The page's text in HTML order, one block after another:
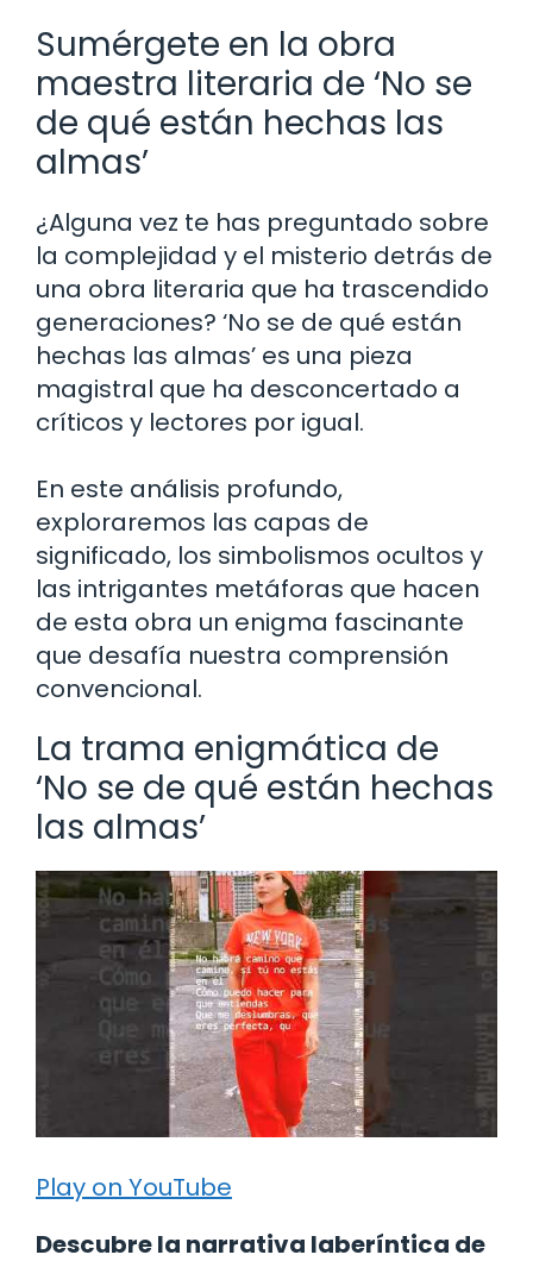
Sumérgete en la obra
maestra literaria de ‘No se
de qué están hechas las
almas’
¿Alguna vez te has preguntado sobre
la complejidad y el misterio detrás de
una obra literaria que ha trascendido
generaciones? ‘No se de qué están
hechas las almas’ es una pieza
magistral que ha desconcertado a
críticos y lectores por igual.
En este análisis profundo,
exploraremos las capas de
significado, los simbolismos ocultos y
las intrigantes metáforas que hacen
de esta obra un enigma fascinante
que desafía nuestra comprensión
convencional.
La trama enigmática de
‘No se de qué están hechas
las almas’
Play on YouTube
Descubre la narrativa laberíntica de